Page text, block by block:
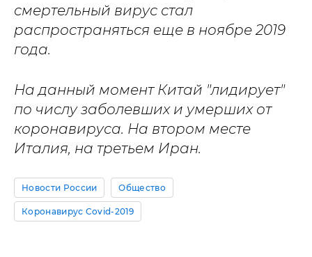
смертельный вирус стал
распространяться еще в ноябре 2019
года.
На данный момент Китай "лидирует"
по числу заболевших и умерших от
коронавируса. На втором месте
Италия, на третьем Иран.
Новости России Общество
Коронавирус Covid-2019